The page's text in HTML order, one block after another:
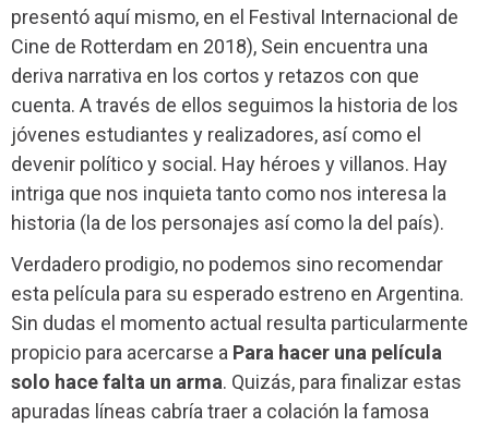
presentó aquí mismo, en el Festival Internacional de
Cine de Rotterdam en 2018), Sein encuentra una
deriva narrativa en los cortos y retazos con que
cuenta. A través de ellos seguimos la historia de los
jóvenes estudiantes y realizadores, así como el
devenir político y social. Hay héroes y villanos. Hay
intriga que nos inquieta tanto como nos interesa la
historia (la de los personajes así como la del país).
Verdadero prodigio, no podemos sino recomendar
esta película para su esperado estreno en Argentina.
Sin dudas el momento actual resulta particularmente
propicio para acercarse a Para hacer una película
solo hace falta un arma. Quizás, para finalizar estas
apuradas líneas cabría traer a colación la famosa